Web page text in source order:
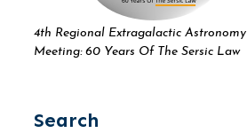
4th Regional Extragalactic Astronomy
Meeting: 60 Years Of The Sersic Law
Search